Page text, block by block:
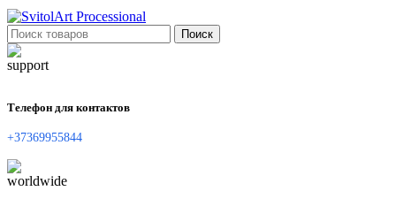
Поиск
Телефон для контактов
+37369955844